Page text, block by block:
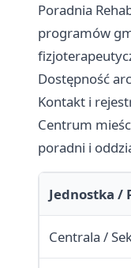
Poradnia
programów
Dostępność
Kontakt i
Centrum
poradni i
Jednostka /
Centrala /